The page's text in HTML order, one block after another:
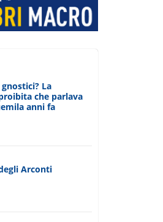
La
che parlava
anni fa
Arconti